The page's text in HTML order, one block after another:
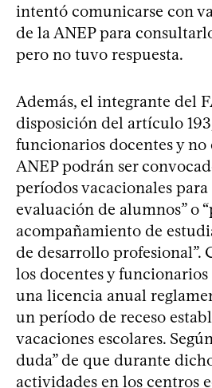
intentó comunicarse con
de la ANEP para
pero no tuvo respuesta.
Además, el integrante del
disposición del artículo
funcionarios docentes y no
ANEP podrán ser
períodos vacacionales
evaluación de alumnos” o
acompañamiento de
de desarrollo profesional”.
los docentes y
una licencia anual
un período de receso
vacaciones escolares.
duda” de que durante
actividades en los centros